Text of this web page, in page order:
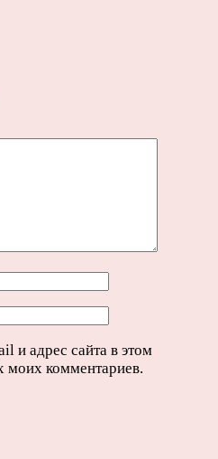
и адрес сайта в этом
моих комментариев.